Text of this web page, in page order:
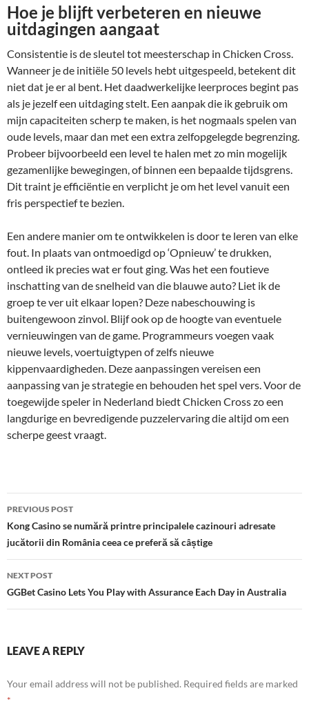
Hoe je blijft verbeteren en nieuwe
uitdagingen aangaat
Consistentie is de sleutel tot meesterschap in Chicken Cross.
Wanneer je de initiële 50 levels hebt uitgespeeld, betekent dit
niet dat je er al bent. Het daadwerkelijke leerproces begint pas
als je jezelf een uitdaging stelt. Een aanpak die ik gebruik om
mijn capaciteiten scherp te maken, is het nogmaals spelen van
oude levels, maar dan met een extra zelfopgelegde begrenzing.
Probeer bijvoorbeeld een level te halen met zo min mogelijk
gezamenlijke bewegingen, of binnen een bepaalde tijdsgrens.
Dit traint je efficiëntie en verplicht je om het level vanuit een
fris perspectief te bezien.
Een andere manier om te ontwikkelen is door te leren van elke
fout. In plaats van ontmoedigd op ‘Opnieuw’ te drukken,
ontleed ik precies wat er fout ging. Was het een foutieve
inschatting van de snelheid van die blauwe auto? Liet ik de
groep te ver uit elkaar lopen? Deze nabeschouwing is
buitengewoon zinvol. Blijf ook op de hoogte van eventuele
vernieuwingen van de game. Programmeurs voegen vaak
nieuwe levels, voertuigtypen of zelfs nieuwe
kippenvaardigheden. Deze aanpassingen vereisen een
aanpassing van je strategie en behouden het spel vers. Voor de
toegewijde speler in Nederland biedt Chicken Cross zo een
langdurige en bevredigende puzzelervaring die altijd om een
scherpe geest vraagt.
Post
navigation
PREVIOUS POST
Kong Casino se numără printre principalele cazinouri adresate
jucătorii din România ceea ce preferă să câștige
NEXT POST
GGBet Casino Lets You Play with Assurance Each Day in Australia
LEAVE A REPLY
Your email address will not be published. Required fields are marked
*